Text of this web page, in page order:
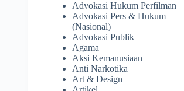
Advokasi Hukum Perfilman
Advokasi Pers & Hukum
(Nasional)
Advokasi Publik
Agama
Aksi Kemanusiaan
Anti Narkotika
Art & Design